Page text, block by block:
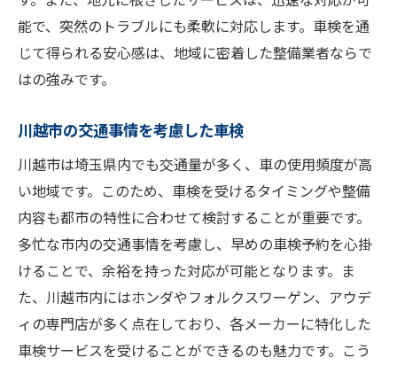
能で、突然のトラブルにも柔軟に対応します。車検を通
じて得られる安心感は、地域に密着した整備業者ならで
はの強みです。
川越市の交通事情を考慮した車検
川越市は埼玉県内でも交通量が多く、車の使用頻度が高
い地域です。このため、車検を受けるタイミングや整備
内容も都市の特性に合わせて検討することが重要です。
多忙な市内の交通事情を考慮し、早めの車検予約を心掛
けることで、余裕を持った対応が可能となります。ま
た、川越市内にはホンダやフォルクスワーゲン、アウデ
ィの専門店が多く点在しており、各メーカーに特化した
車検サービスを受けることができるのも魅力です。こう